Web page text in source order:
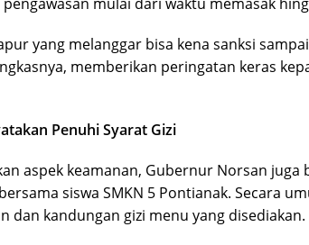
mulai dari waktu memasak
yang melanggar bisa kena sanksi
memberikan peringatan keras
Penuhi Syarat Gizi
aspek keamanan, Gubernur Norsan
siswa SMKN 5 Pontianak. Secara
dan kandungan gizi menu yang disediakan.